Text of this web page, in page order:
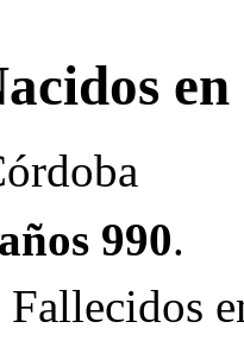
en
años 990.
Fallecidos